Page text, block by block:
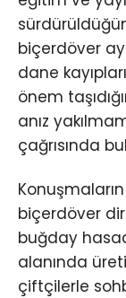
biçerdöver
dane
önem
anız
çağrısında
biçerdöver
buğday
alanında
çiftçilerle